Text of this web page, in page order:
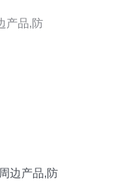
边产品,防